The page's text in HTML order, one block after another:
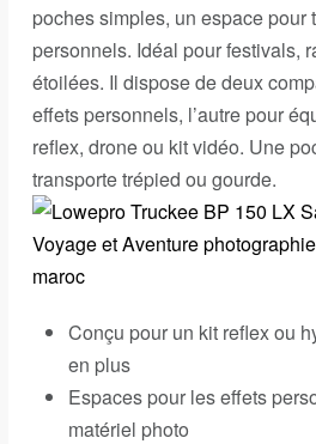
poches simples, un espace pour
personnels. Idéal pour festivals,
étoilées. Il dispose de deux
effets personnels, l’autre pour
reflex, drone ou kit vidéo. Une
transporte trépied ou gourde.
Conçu pour un kit reflex ou
en plus
Espaces pour les effets
matériel photo